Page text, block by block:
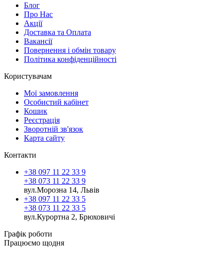
Блог
Про Нас
Акції
Доставка та Оплата
Вакансії
Повернення і обмін товару
Політика конфіденційності
Користувачам
Мої замовлення
Особистий кабінет
Кошик
Реєстрація
Зворотній зв'язок
Карта сайту
Контакти
+38 097 11 22 33 9
+38 073 11 22 33 9
вул.Морозна 14, Львів
+38 097 11 22 33 5
+38 073 11 22 33 5
вул.Курортна 2, Брюховичі
Графік роботи
Працюємо щодня